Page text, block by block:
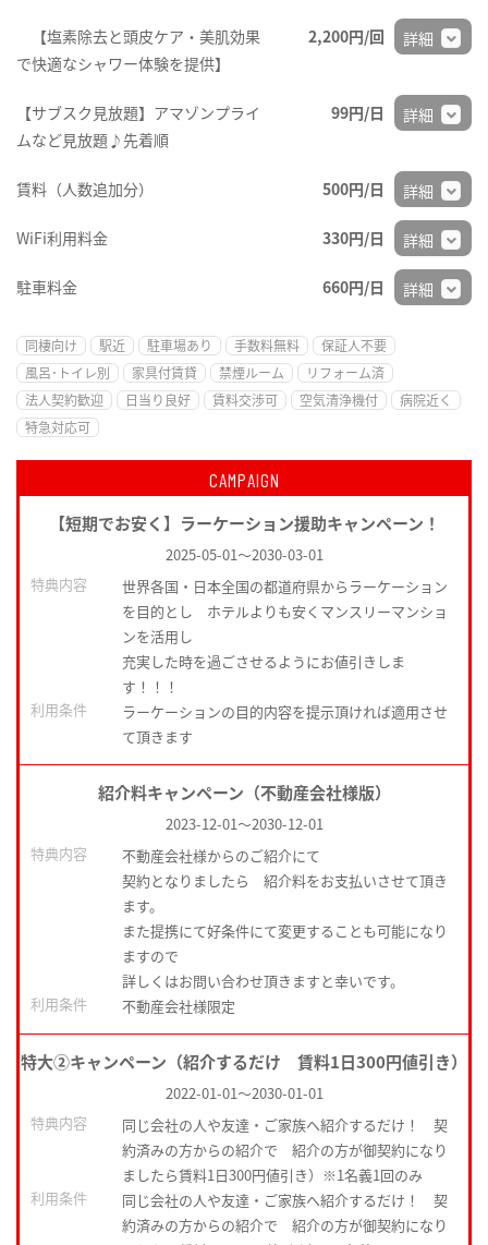
【塩素除去と頭皮ケア・美肌効果
で快適なシャワー体験を提供】
2,200円/回 詳細
【サブスク見放題】アマゾンプライ
ムなど見放題♪先着順
99円/日 詳細
賃料（人数追加分） 500円/日 詳細
WiFi利用料金 330円/日 詳細
駐車料金 660円/日 詳細
同棲向け 駅近 駐車場あり 手数料無料
保証人不要
風呂･トイレ別
家具付賃貸 禁煙ルーム
リフォーム済
法人契約歓迎
日当り良好 賃料交渉可 空気清浄機付
病院近く
特急対応可
CAMPAIGN
【短期でお安く】ラーケーション援助キャンペーン！
2025-05-01～2030-03-01
特典内容
世界各国・日本全国の都道府県からラーケーション
を目的とし ホテルよりも安くマンスリーマンショ
ンを活用し
充実した時を過ごさせるようにお値引きしま
す！！！
利用条件
ラーケーションの目的内容を提示頂ければ適用させ
て頂きます
紹介料キャンペーン（不動産会社様版）
2023-12-01～2030-12-01
特典内容
不動産会社様からのご紹介にて
契約となりましたら 紹介料をお支払いさせて頂き
ます。
また提携にて好条件にて変更することも可能になり
ますので
詳しくはお問い合わせ頂きますと幸いです。
利用条件
不動産会社様限定
特大②キャンペーン（紹介するだけ 賃料1日300円値引き）
2022-01-01～2030-01-01
特典内容
同じ会社の人や友達・ご家族へ紹介するだけ！ 契
約済みの方からの紹介で 紹介の方が御契約になり
ましたら賃料1日300円値引き）※1名義1回のみ
利用条件
同じ会社の人や友達・ご家族へ紹介するだけ！ 契
約済みの方からの紹介で 紹介の方が御契約になり